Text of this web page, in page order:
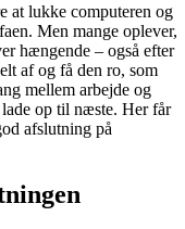
at lukke computeren og
Men mange oplever,
hængende – også efter
af og få den ro, som
mellem arbejde og
op til næste. Her får
afslutning på